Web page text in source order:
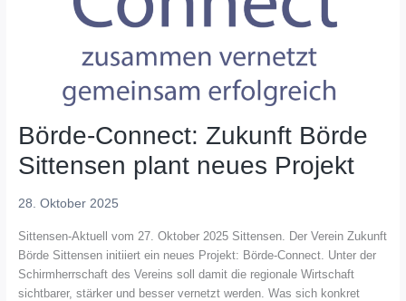
Börde-Connect: Zukunft Börde
Sittensen plant neues Projekt
28. Oktober 2025
Sittensen-Aktuell vom 27. Oktober 2025 Sittensen. Der Verein Zukunft
Börde Sittensen initiiert ein neues Projekt: Börde-Connect. Unter der
Schirmherrschaft des Vereins soll damit die regionale Wirtschaft
sichtbarer, stärker und besser vernetzt werden. Was sich konkret